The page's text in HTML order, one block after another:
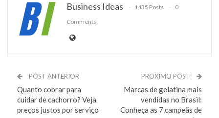
Business Ideas 1435 Posts
0
Comments
POST ANTERIOR
Quanto cobrar para
cuidar de cachorro? Veja
preços justos por serviço
PRÓXIMO POST
Marcas de gelatina mais
vendidas no Brasil:
Conheça as 7 campeãs de